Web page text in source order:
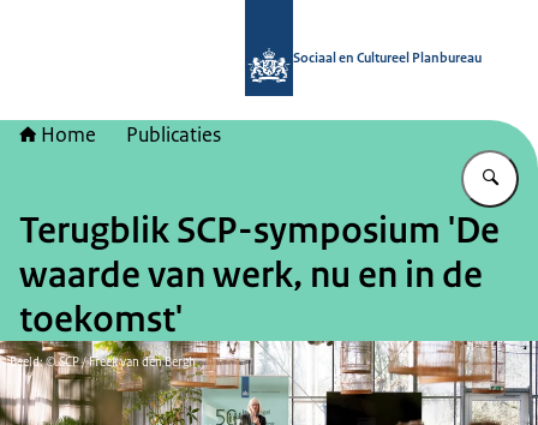
Sociaal en Cultureel Planbureau
Home Publicaties
Terugblik SCP-symposium 'De
waarde van werk, nu en in de
toekomst'
Beeld: © SCP / Freek van den Bergh